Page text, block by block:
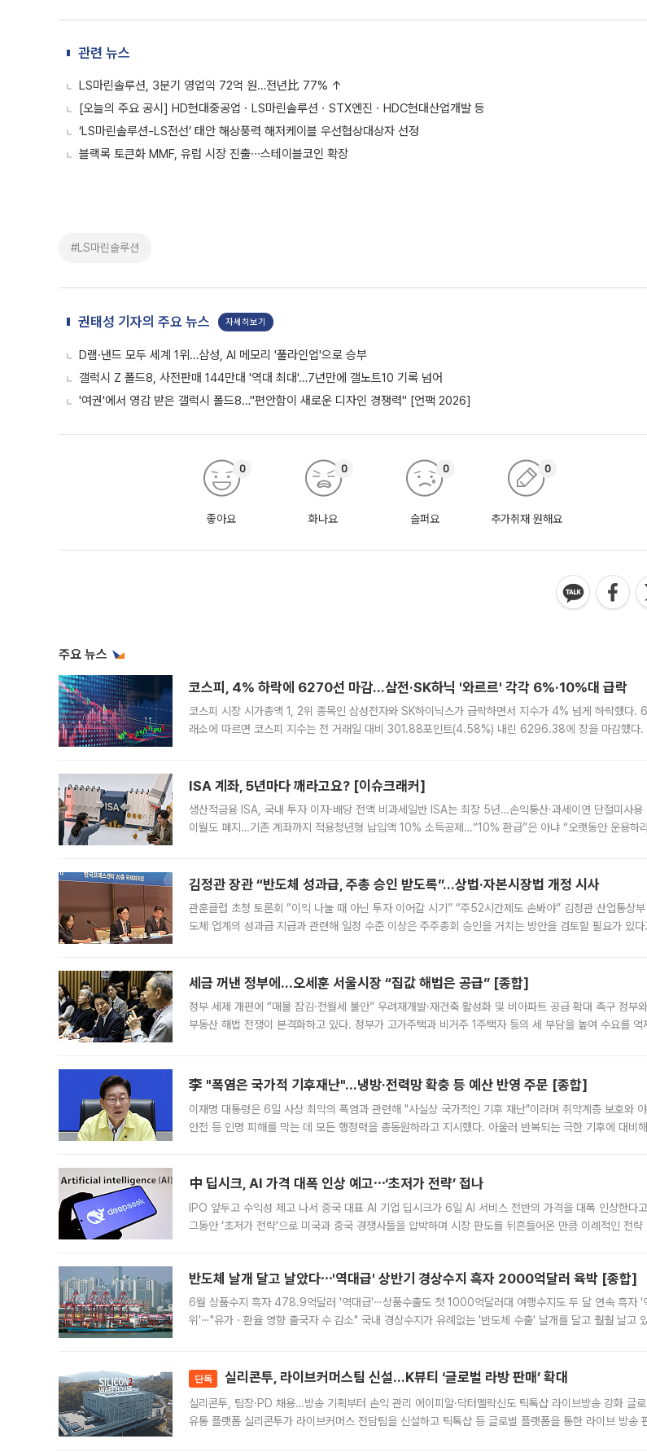
관련 뉴스
LS마린솔루션, 3분기 영업익 72억 원…전년比 77% ↑
[오늘의 주요 공시] HD현대중공업ㆍLS마린솔루션ㆍSTX엔진ㆍHDC현대산업개발 등
‘LS마린솔루션-LS전선’ 태안 해상풍력 해저케이블 우선협상대상자 선정
블랙록 토큰화 MMF, 유럽 시장 진출∙∙∙스테이블코인 확장
#LS마린솔루션
권태성 기자의 주요 뉴스 자세히보기
D램·낸드 모두 세계 1위…삼성, AI 메모리 '풀라인업'으로 승부
갤럭시 Z 폴드8, 사전판매 144만대 '역대 최대'…7년만에 갤노트10 기록 넘어
'여권'에서 영감 받은 갤럭시 폴드8…"편안함이 새로운 디자인 경쟁력" [언팩 2026]
좋아요
0
화나요
0
슬퍼요
0
추가취재 원해요
0
주요 뉴스
코스피, 4% 하락에 6270선 마감…삼전·SK하닉 '와르르' 각각 6%·10%대 급락
코스피 시장 시가총액 1, 2위 종목인 삼성전자와 SK하이닉스가 급락하면서 지수가 4% 넘게 하락했다.
래소에 따르면 코스피 지수는 전 거래일 대비 301.88포인트(4.58%) 내린 6296.38에 장을 마감했다.
ISA 계좌, 5년마다 깨라고요? [이슈크래커]
생산적금융 ISA, 국내 투자 이자·배당 전액 비과세일반 ISA는 최장 5년…손익통산·과세이연 단절미사용
이월도 폐지…기존 계좌까지 적용청년형 납입액 10% 소득공제…“10% 환급”은 아냐 “오랫동안 운용하
김정관 장관 “반도체 성과급, 주총 승인 받도록”…상법·자본시장법 개정 시사
관훈클럽 초청 토론회 “이익 나눌 때 아닌 투자 이어갈 시기” “주52시간제도 손봐야” 김정관 산업통상
도체 업계의 성과급 지급과 관련해 일정 수준 이상은 주주총회 승인을 거치는 방안을 검토할 필요가 있다
세금 꺼낸 정부에…오세훈 서울시장 “집값 해법은 공급” [종합]
정부 세제 개편에 “매물 잠김·전월세 불안” 우려재개발·재건축 활성화 및 비아파트 공급 확대 촉구 정부
부동산 해법 전쟁이 본격화하고 있다. 정부가 고가주택과 비거주 1주택자 등의 세 부담을 높여 수요를 억
李 "폭염은 국가적 기후재난"…냉방·전력망 확충 등 예산 반영 주문 [종합]
이재명 대통령은 6일 사상 최악의 폭염과 관련해 "사실상 국가적인 기후 재난"이라며 취약계층 보호와
안전 등 인명 피해를 막는 데 모든 행정력을 총동원하라고 지시했다. 아울러 반복되는 극한 기후에 대비
中 딥시크, AI 가격 대폭 인상 예고⋯‘초저가 전략’ 접나
IPO 앞두고 수익성 제고 나서 중국 대표 AI 기업 딥시크가 6일 AI 서비스 전반의 가격을 대폭 인상한다
그동안 ‘초저가 전략’으로 미국과 중국 경쟁사들을 압박하며 시장 판도를 뒤흔들어온 만큼 이례적인 전략
반도체 날개 달고 날았다⋯'역대급' 상반기 경상수지 흑자 2000억달러 육박 [종합]
6월 상품수지 흑자 478.9억달러 '역대급'⋯상품수출도 첫 1000억달러대 여행수지도 두 달 연속 흑자 '
위'⋯"유가ㆍ환율 영향 출국자 수 감소" 국내 경상수지가 유례없는 '반도체 수출' 날개를 달고 훨훨 날고
단독 실리콘투, 라이브커머스팀 신설…K뷰티 ‘글로벌 라방 판매’ 확대
실리콘투, 팀장·PD 채용…방송 기획부터 손익 관리 에이피알·닥터멜락신도 틱톡샵 라이브방송 강화 글
유통 플랫폼 실리콘투가 라이브커머스 전담팀을 신설하고 틱톡샵 등 글로벌 플랫폼을 통한 라이브 방송